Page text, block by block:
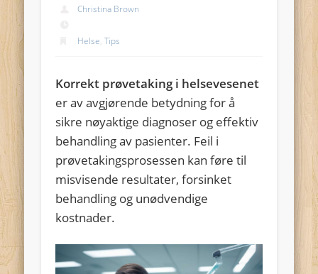
Christina Brown
Helse,Tips
Korrekt prøvetaking i helsevesenet
er av avgjørende betydning for å
sikre nøyaktige diagnoser og effektiv
behandling av pasienter. Feil i
prøvetakingsprosessen kan føre til
misvisende resultater, forsinket
behandling og unødvendige
kostnader.